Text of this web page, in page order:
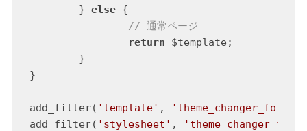
	}
else {
// 通常ページ
return $template;
	}
}
add_filter( 'template' ,
add_filter( 'stylesheet' ,